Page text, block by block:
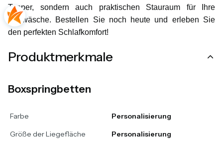
Topper, sondern auch praktischen Stauraum für Ihre
Bettwäsche. Bestellen Sie noch heute und erleben Sie
den perfekten Schlafkomfort!
Produktmerkmale
Boxspringbetten
Farbe
Personalisierung
Größe der Liegefläche
Personalisierung